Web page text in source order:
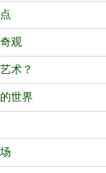
观
术？
世界